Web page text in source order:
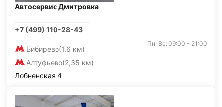
Автосервис Дмитровка
+7 (499) 110-28-43
Бибирево(1,6 км)
Алтуфьево(2,35 км)
Пн-Вс: 09:00 - 21:00
Лобненская 4